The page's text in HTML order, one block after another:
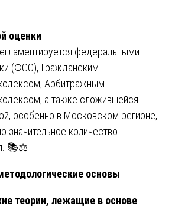
оценки
федеральными
(ФСО), Гражданским
Арбитражным
а также сложившейся
особенно в Московском регионе,
значительное количество
📚⚖️
основы
теории, лежащие в основе